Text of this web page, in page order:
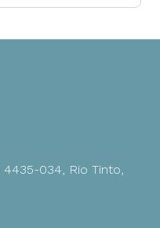
4435-034, Rio Tinto,